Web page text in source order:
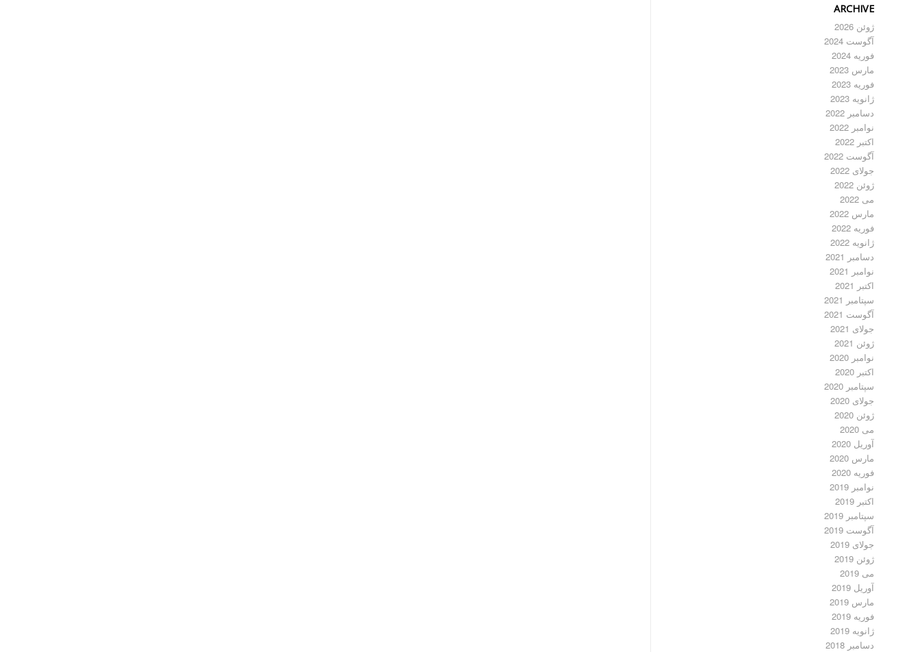
ARCHIVE
ژوئن 2026
آگوست 2024
فوریه 2024
مارس 2023
فوریه 2023
ژانویه 2023
دسامبر 2022
نوامبر 2022
اکتبر 2022
آگوست 2022
جولای 2022
ژوئن 2022
می 2022
مارس 2022
فوریه 2022
ژانویه 2022
دسامبر 2021
نوامبر 2021
اکتبر 2021
سپتامبر 2021
آگوست 2021
جولای 2021
ژوئن 2021
نوامبر 2020
اکتبر 2020
سپتامبر 2020
جولای 2020
ژوئن 2020
می 2020
آوریل 2020
مارس 2020
فوریه 2020
نوامبر 2019
اکتبر 2019
سپتامبر 2019
آگوست 2019
جولای 2019
ژوئن 2019
می 2019
آوریل 2019
مارس 2019
فوریه 2019
ژانویه 2019
دسامبر 2018